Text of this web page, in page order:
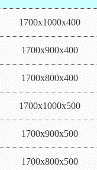
1700х1000х400
1700х900х400
1700х800х400
1700х1000х500
1700х900х500
1700х800х500